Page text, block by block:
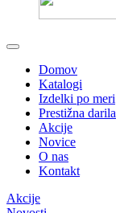
Domov
Katalogi
Izdelki po meri
Prestižna darila
Akcije
Novice
O nas
Kontakt
Akcije